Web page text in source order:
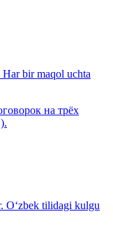
bir maqol uchta
на трёх
O‘zbek tilidagi kulgu